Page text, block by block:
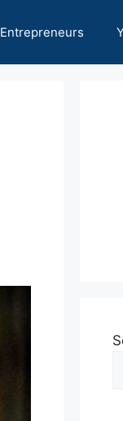
Entrepreneurs